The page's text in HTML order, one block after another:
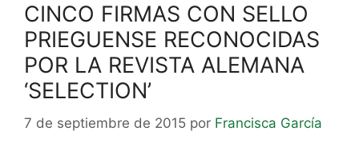
CINCO FIRMAS CON SELLO
PRIEGUENSE RECONOCIDAS
POR LA REVISTA ALEMANA
‘SELECTION’
7 de septiembre de 2015 por Francisca García